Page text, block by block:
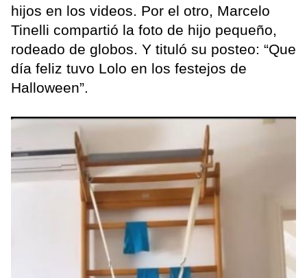
hijos en los videos. Por el otro, Marcelo
Tinelli compartió la foto de hijo pequeño,
rodeado de globos. Y tituló su posteo: “Que
día feliz tuvo Lolo en los festejos de
Halloween”.